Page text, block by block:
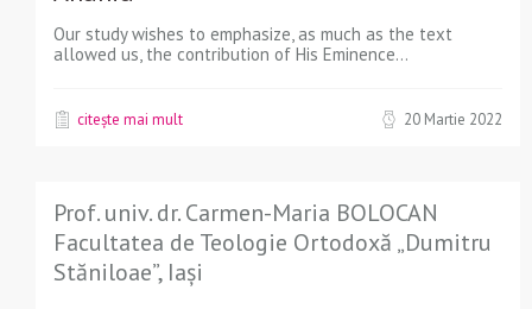
Our study wishes to emphasize, as much as the text
allowed us, the contribution of His Eminence...
citește mai mult 20 Martie 2022
Prof. univ. dr. Carmen-Maria BOLOCAN
Facultatea de Teologie Ortodoxă „Dumitru
Stăniloae”, Iași